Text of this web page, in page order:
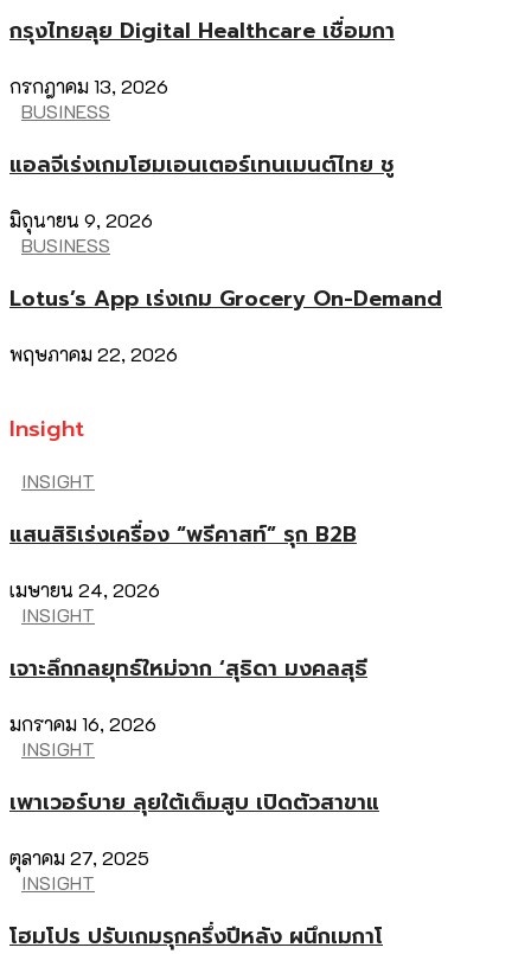
กรุงไทยลุย Digital Healthcare เชื่อมกา
กรกฎาคม 13, 2026
BUSINESS
แอลจีเร่งเกมโฮมเอนเตอร์เทนเมนต์ไทย ชู
มิถุนายน 9, 2026
BUSINESS
Lotus’s App เร่งเกม Grocery On-Demand
พฤษภาคม 22, 2026
Insight
INSIGHT
แสนสิริเร่งเครื่อง “พรีคาสท์” รุก B2B
เมษายน 24, 2026
INSIGHT
เจาะลึกกลยุทธ์ใหม่จาก ‘สุธิดา มงคลสุธี
มกราคม 16, 2026
INSIGHT
เพาเวอร์บาย ลุยใต้เต็มสูบ เปิดตัวสาขาแ
ตุลาคม 27, 2025
INSIGHT
โฮมโปร ปรับเกมรุกครึ่งปีหลัง ผนึกเมกาโ